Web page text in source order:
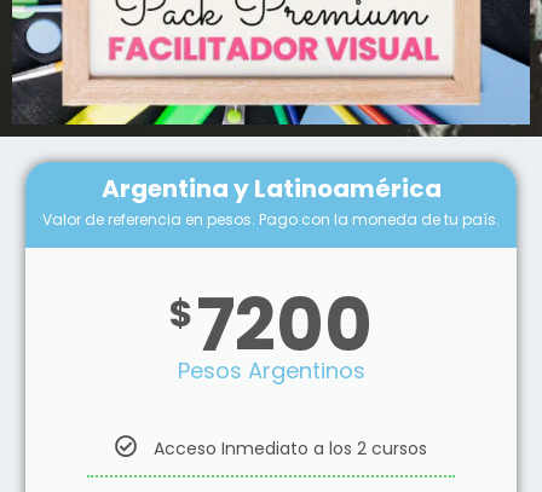
Argentina y Latinoamérica
Valor de referencia en pesos. Pago con la moneda de tu país.
$7200
Pesos Argentinos
Acceso Inmediato a los 2 cursos